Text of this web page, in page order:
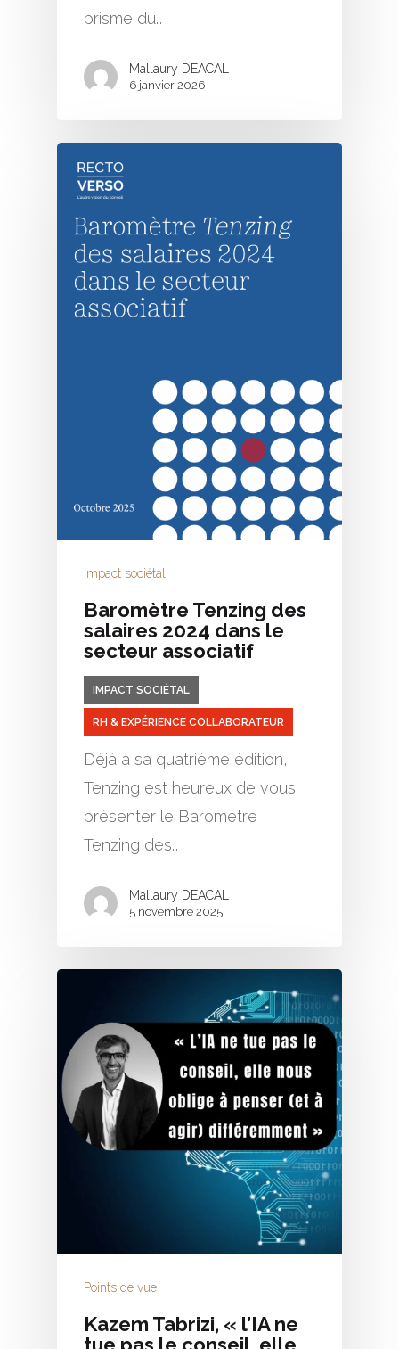
prisme du…
Mallaury DEACAL
6 janvier 2026
Impact sociétal
Baromètre Tenzing des
salaires 2024 dans le
secteur associatif
IMPACT SOCIÉTAL
RH & EXPÉRIENCE COLLABORATEUR
Déjà à sa quatrième édition,
Tenzing est heureux de vous
présenter le Baromètre
Tenzing des…
Mallaury DEACAL
5 novembre 2025
Points de vue
Kazem Tabrizi, « l’IA ne
tue pas le conseil, elle